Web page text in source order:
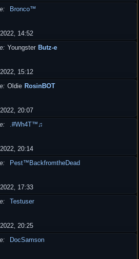
Bronco™
14:52
Youngster Butz-e
15:12
Oldie RosinBOT
20:07
.#Wh4T™♫
20:14
Pest™BackfromtheDead
17:33
Testuser
20:25
DocSamson